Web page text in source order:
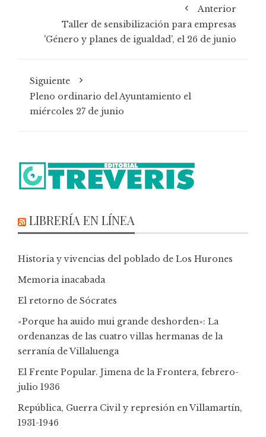
Anterior
Taller de sensibilización para empresas
'Género y planes de igualdad', el 26 de junio
Siguiente
Pleno ordinario del Ayuntamiento el
miércoles 27 de junio
LIBRERÍA EN LÍNEA
Historia y vivencias del poblado de Los Hurones
Memoria inacabada
El retorno de Sócrates
«Porque ha auido mui grande deshorden»: La
ordenanzas de las cuatro villas hermanas de la
serranía de Villaluenga
El Frente Popular. Jimena de la Frontera, febrero-
julio 1936
República, Guerra Civil y represión en Villamartín,
1931-1946